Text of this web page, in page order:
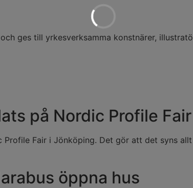
ges till yrkesverksamma konstnärer,
på Nordic Profile Fair
Fair i Jönköping. Det gör att det syns
öppna hus